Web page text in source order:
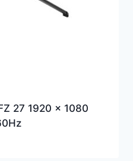
27 1920 x 1080